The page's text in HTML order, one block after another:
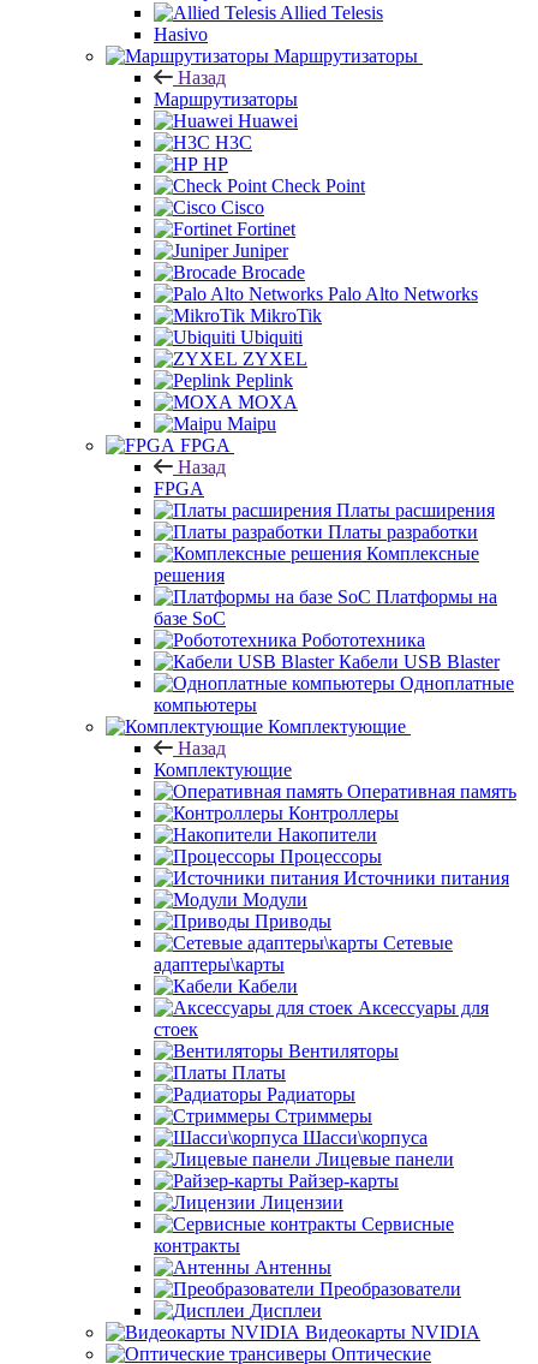
Allied Telesis
Hasivo
Маршрутизаторы
Назад
Маршрутизаторы
Huawei
H3C
HP
Check Point
Cisco
Fortinet
Juniper
Brocade
Palo Alto Networks
MikroTik
Ubiquiti
ZYXEL
Peplink
MOXA
Maipu
FPGA
Назад
FPGA
Платы расширения
Платы разработки
Комплексные
решения
Платформы на
базе SoC
Робототехника
Кабели USB Blaster
Одноплатные
компьютеры
Комплектующие
Назад
Комплектующие
Оперативная память
Контроллеры
Накопители
Процессоры
Источники питания
Модули
Приводы
Сетевые
адаптеры\карты
Кабели
Аксессуары для
стоек
Вентиляторы
Платы
Радиаторы
Стриммеры
Шасси\корпуса
Лицевые панели
Райзер-карты
Лицензии
Сервисные
контракты
Антенны
Преобразователи
Дисплеи
Видеокарты NVIDIA
Оптические